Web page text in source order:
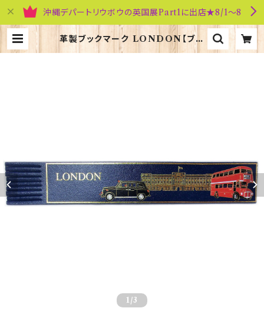
沖縄デパートリウボウの英国展Part1に出店★8/1～8
革製ブックマーク LONDON【ブル
ー】R.C.Brady 90171-BLUE | 英
1 /3